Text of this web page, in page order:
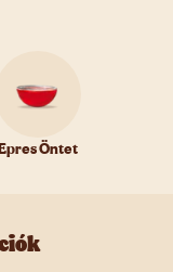
Öntet